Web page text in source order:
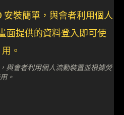
與會者利用個人流動裝置並根據熒
。